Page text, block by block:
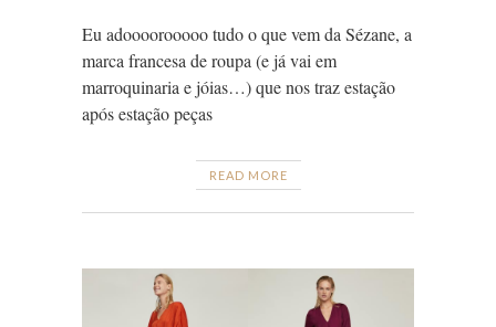
Eu adoooorooooo tudo o que vem da Sézane, a
marca francesa de roupa (e já vai em
marroquinaria e jóias…) que nos traz estação
após estação peças
READ MORE